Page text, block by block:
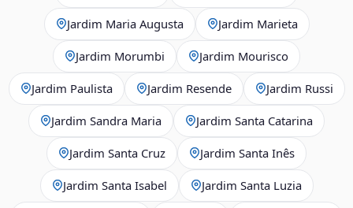
Jardim Maria Augusta Jardim Marieta
Jardim Morumbi Jardim Mourisco
Jardim Paulista Jardim Resende Jardim Russi
Jardim Sandra Maria Jardim Santa Catarina
Jardim Santa Cruz Jardim Santa Inês
Jardim Santa Isabel Jardim Santa Luzia